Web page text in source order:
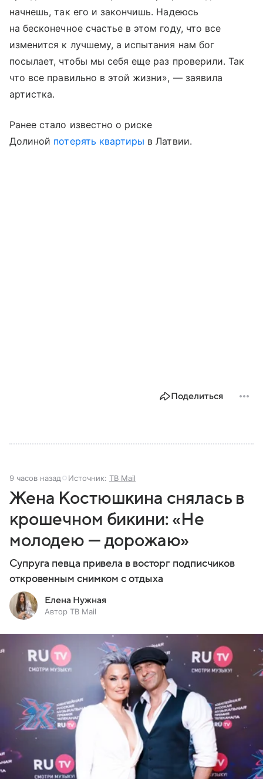
начнешь, так его и закончишь. Надеюсь
на бесконечное счастье в этом году, что все
изменится к лучшему, а испытания нам бог
посылает, чтобы мы себя еще раз проверили. Так
что все правильно в этой жизни», — заявила
артистка.
Ранее стало известно о риске
Долиной потерять квартиры в Латвии.
Поделиться
9 часов назад Источник: ТВ Mail
Жена Костюшкина снялась в
крошечном бикини: «Не
молодею — дорожаю»
Супруга певца привела в восторг подписчиков
откровенным снимком с отдыха
Елена Нужная
Автор ТВ Mail